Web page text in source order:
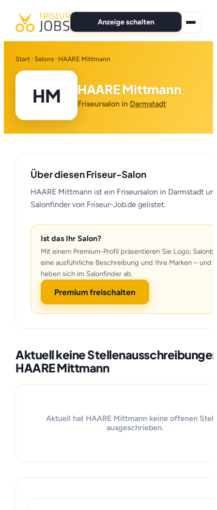
Anzeige schalten
Alle Jobs
Für Bewerber
Anzeige schalten
Start · Salons · HAARE Mittmann
HM HAARE Mittmann
Friseursalon in Darmstadt
Über diesen Friseur-Salon
HAARE Mittmann ist ein Friseursalon in Darmstadt
Salonfinder von Friseur-Job.de gelistet.
Ist das Ihr Salon?
Mit einem Premium-Profil präsentieren Sie Logo,
eine ausführliche Beschreibung und Ihre Marken – und
heben sich im Salonfinder ab.
Premium freischalten
Aktuell keine
HAARE Mittmann
Aktuell hat HAARE Mittmann keine offenen
ausgeschrieben.